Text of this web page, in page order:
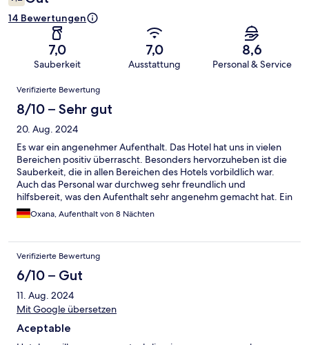
14 Bewertungen
7,0
Sauberkeit
7,0
Ausstattung
8,6
Personal & Service
Bewertungen
Verifizierte Bewertung
8/10 – Sehr gut
20. Aug. 2024
Es war ein angenehmer Aufenthalt. Das Hotel hat uns in vielen
Bereichen positiv überrascht. Besonders hervorzuheben ist die
Sauberkeit, die in allen Bereichen des Hotels vorbildlich war.
Auch das Personal war durchweg sehr freundlich und
hilfsbereit, was den Aufenthalt sehr angenehm gemacht hat. Ein
weiterer Pluspunkt ist, dass im Hotel auf Nachhaltigkeit
geachtet wird. Dies zeigt sich in verschiedenen Maßnahmen,
Auch das Essen war stets frisch zubereitet, was ich sehr
geschätzt habe. In Kombination mit dem guten Preis-Leistungs-
Verhältnis kann man hier durchaus von einem fairen Angebot
sprechen. Es gibt jedoch auch einige Punkte, die
verbesserungswürdig sind. Leider habe ich in einigen Bereichen
des Hotels Anzeichen von Schimmel entdeckt, was nicht sehr
regionaler gestaltet werden, um den Gästen die kulinarische
Oxana, Aufenthalt von 8 Nächten
Verifizierte Bewertung
6/10 – Gut
11. Aug. 2024
Mit Google übersetzen
Aceptable